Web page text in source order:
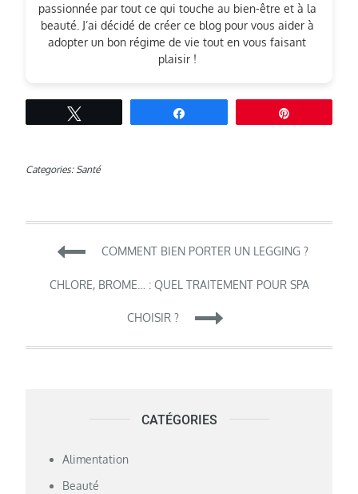
passionnée par tout ce qui touche au bien-être et à la
beauté. J’ai décidé de créer ce blog pour vous aider à
adopter un bon régime de vie tout en vous faisant
plaisir !
Categories: Santé
Navigation
de
l’article
COMMENT BIEN PORTER UN LEGGING ?
CHLORE, BROME… : QUEL TRAITEMENT POUR SPA
CHOISIR ?
CATÉGORIES
Alimentation
Beauté